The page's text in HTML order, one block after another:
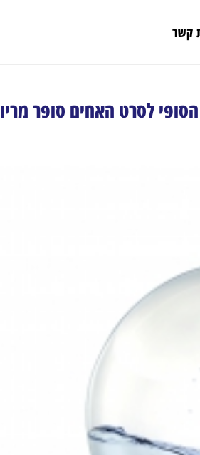
קשר
הסופי לסרט האחים סופר מריו